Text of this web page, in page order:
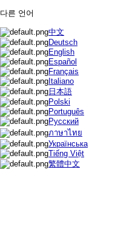
다른 언어
中文
Deutsch
English
Español
Français
Italiano
日本語
Polski
Português
Русский
ภาษาไทย
Українська
Tiếng Việt
繁體中文